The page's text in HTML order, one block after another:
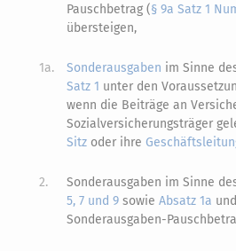
Pauschbetrag (§ 9a Satz 1
übersteigen,
1a. Sonderausgaben im Sinne
Satz 1 unter den
wenn die Beiträge an
Sozialversicherungsträger
Sitz oder ihre
2. Sonderausgaben im Sinne
5, 7 und 9 sowieAbsatz 1a
Sonderausgaben-